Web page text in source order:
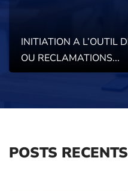
INITIATION A L’OUTIL
OU RECLAMATIONS...
POSTS RECENTS